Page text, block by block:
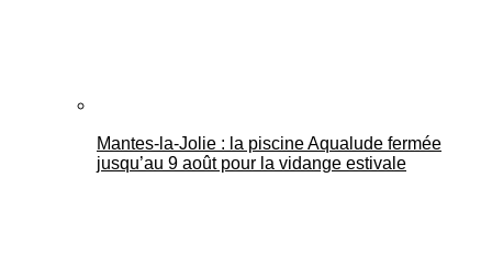
Mantes-la-Jolie : la piscine Aqualude fermée
jusqu’au 9 août pour la vidange estivale